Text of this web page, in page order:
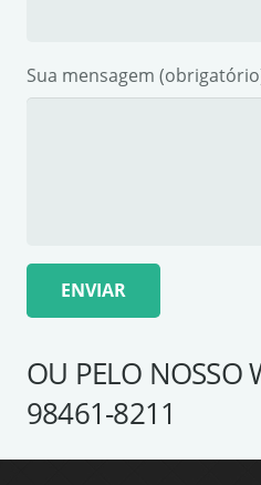
Sua mensagem
OU PELO NOSSO
98461-8211